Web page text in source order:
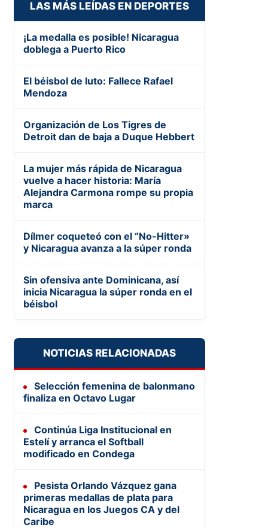
LAS MÁS LEÍDAS EN DEPORTES
¡La medalla es posible! Nicaragua
doblega a Puerto Rico
El béisbol de luto: Fallece Rafael
Mendoza
Organización de Los Tigres de
Detroit dan de baja a Duque Hebbert
La mujer más rápida de Nicaragua
vuelve a hacer historia: María
Alejandra Carmona rompe su propia
marca
Dílmer coqueteó con el “No-Hitter»
y Nicaragua avanza a la súper ronda
Sin ofensiva ante Dominicana, así
inicia Nicaragua la súper ronda en el
béisbol
NOTICIAS RELACIONADAS
Selección femenina de balonmano
finaliza en Octavo Lugar
Continúa Liga Institucional en
Estelí y arranca el Softball
modificado en Condega
Pesista Orlando Vázquez gana
primeras medallas de plata para
Nicaragua en los Juegos CA y del
Caribe